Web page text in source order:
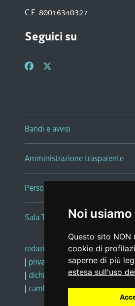
Noi
Questo sito NON
cookie di
saperne di più
estesa sull'uso
C.F. 80016340327
Seguici su
Bandi e avvisi
Amministrazione trasparente
Persone e Uffici
Sala Tiziano Tessitori
redazione web |note legali |
| privacy
social media policy
| dichiarazione di accessibilità |
| cambio preferenze cookie